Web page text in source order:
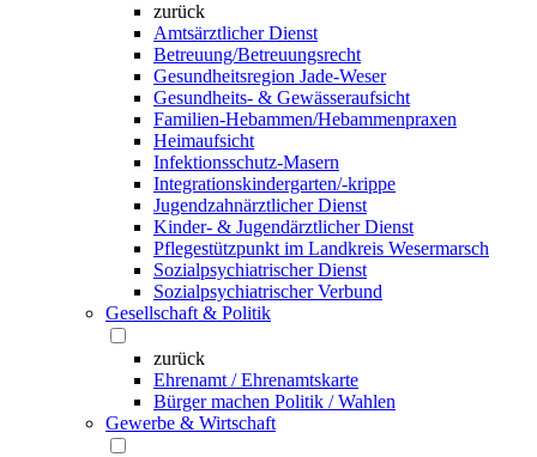
zurück
Amtsärztlicher Dienst
Betreuung/Betreuungsrecht
Gesundheitsregion Jade-Weser
Gesundheits- & Gewässeraufsicht
Familien-Hebammen/Hebammenpraxen
Heimaufsicht
Infektionsschutz-Masern
Integrationskindergarten/-krippe
Jugendzahnärztlicher Dienst
Kinder- & Jugendärztlicher Dienst
Pflegestützpunkt im Landkreis Wesermarsch
Sozialpsychiatrischer Dienst
Sozialpsychiatrischer Verbund
Gesellschaft & Politik
zurück
Ehrenamt / Ehrenamtskarte
Bürger machen Politik / Wahlen
Gewerbe & Wirtschaft